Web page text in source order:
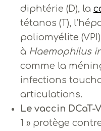
diphtérie (D), la
tétanos (T),
poliomyélite
à Haemophilus
comme la
infections
articulations.
Le vaccin DCaT-
1 » protège